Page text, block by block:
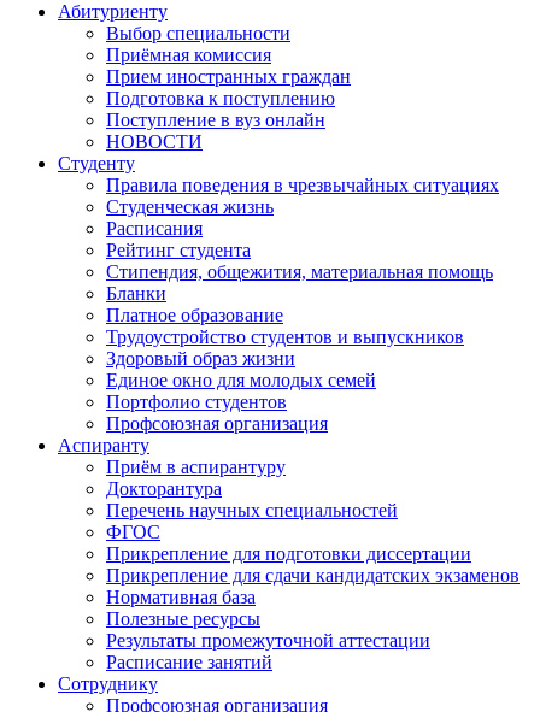
Абитуриенту
Выбор специальности
Приёмная комиссия
Прием иностранных граждан
Подготовка к поступлению
Поступление в вуз онлайн
НОВОСТИ
Студенту
Правила поведения в чрезвычайных ситуациях
Студенческая жизнь
Расписания
Рейтинг студента
Стипендия, общежития, материальная помощь
Бланки
Платное образование
Трудоустройство студентов и выпускников
Здоровый образ жизни
Единое окно для молодых семей
Портфолио студентов
Профсоюзная организация
Аспиранту
Приём в аспирантуру
Докторантура
Перечень научных специальностей
ФГОС
Прикрепление для подготовки диссертации
Прикрепление для сдачи кандидатских экзаменов
Нормативная база
Полезные ресурсы
Результаты промежуточной аттестации
Расписание занятий
Сотруднику
Профсоюзная организация